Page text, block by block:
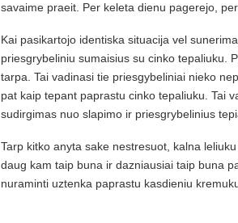
savaime praeit. Per keleta dienu pagerejo,
Kai pasikartojo identiska situacija vel
priesgrybeliniu sumaisius su cinko tepaliuku.
tarpa. Tai vadinasi tie priesgybeliniai nieko
pat kaip tepant paprastu cinko tepaliuku. Tai
sudirgimas nuo slapimo ir priesgrybelinius
Tarp kitko anyta sake nestresuot, kalna
daug kam taip buna ir dazniausiai taip buna
nuraminti uztenka paprastu kasdieniu